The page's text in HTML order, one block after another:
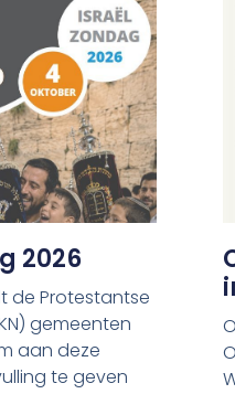
2026
de Protestantse
gemeenten
aan deze
te geven